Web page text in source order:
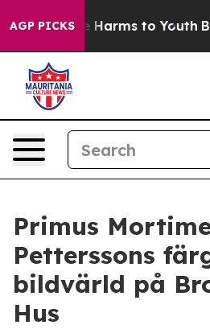
AGP PICKS
Abate Harms to Youth
Primus
Petterssons
bildvärld på
Hus